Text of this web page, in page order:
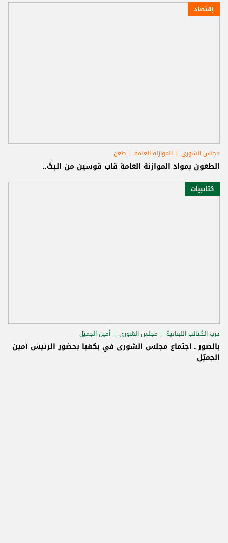
إقتصاد
مجلس الشورى الموازنة العامة طعن
الطعون بمواد الموازنة العامة قاب قوسين من البتّ..
كتائبيات
حزب الكتائب اللبنانية مجلس الشورى أمين الجميّل
بالصور ـ اجتماع مجلس الشورى ‏في بكفيا بحضور الرئيس أمين
الجميّل